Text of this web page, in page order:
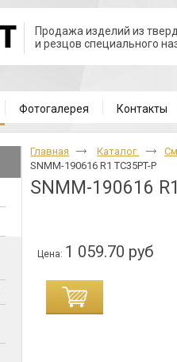
Продажа изделий из
и резцов специального
Фотогалерея Контакты
Главная Каталог
SNMM-190616 R1 TC35PT-P
SNMM-190616
Цена: 1 059.70 руб